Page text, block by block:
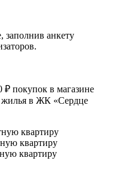
заполнив анкету
₽ покупок в магазине
жилья в ЖК «Сердце
квартиру
квартиру
квартиру